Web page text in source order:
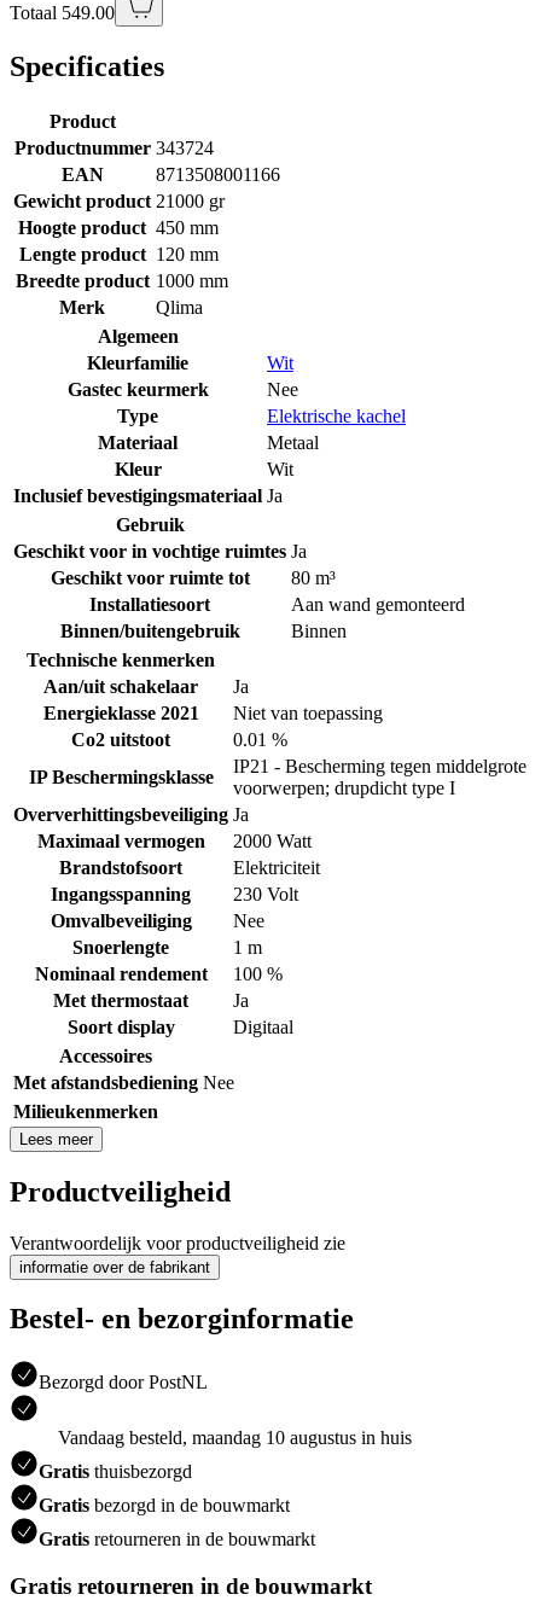
Totaal 549.00
Specificaties
Product
Productnummer 343724
EAN
8713508001166
Gewicht product 21000 gr
Hoogte product 450 mm
Lengte product 120 mm
Breedte product 1000 mm
Merk
Qlima
Algemeen
Kleurfamilie
Wit
Gastec keurmerk
Nee
Type
Elektrische kachel
Materiaal
Metaal
Kleur
Wit
Inclusief bevestigingsmateriaal Ja
Gebruik
Geschikt voor in vochtige ruimtes Ja
Geschikt voor ruimte tot
80 m³
Installatiesoort
Aan wand gemonteerd
Binnen/buitengebruik
Binnen
Technische kenmerken
Aan/uit schakelaar
Ja
Energieklasse 2021
Niet van toepassing
Co2 uitstoot
0.01 %
IP Beschermingsklasse
IP21 - Bescherming tegen middelgrote
voorwerpen; drupdicht type I
Oververhittingsbeveiliging Ja
Maximaal vermogen
2000 Watt
Brandstofsoort
Elektriciteit
Ingangsspanning
230 Volt
Omvalbeveiliging
Nee
Snoerlengte
1 m
Nominaal rendement
100 %
Met thermostaat
Ja
Soort display
Digitaal
Accessoires
Met afstandsbediening Nee
Milieukenmerken
Lees meer
Productveiligheid
Verantwoordelijk voor productveiligheid zie
informatie over de fabrikant
Bestel- en bezorginformatie
Bezorgd door PostNL
Vandaag besteld, maandag 10 augustus in huis
Gratis thuisbezorgd
Gratis bezorgd in de bouwmarkt
Gratis retourneren in de bouwmarkt
Gratis retourneren in de bouwmarkt